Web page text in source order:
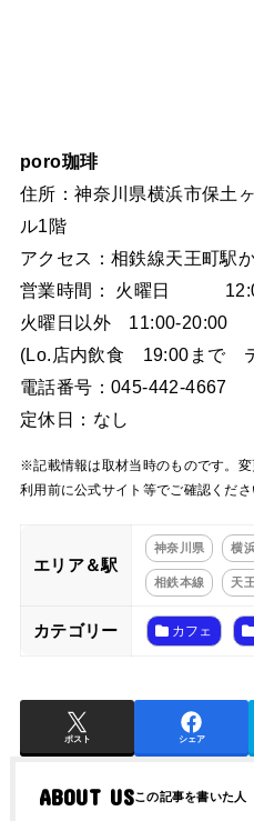
poro珈琲
住所：神奈川県横浜市保土
ル1階
アクセス：相鉄線天王町駅
営業時間： 火曜日
火曜日以外 11:00-20:00
(Lo.店内飲食 19:00まで
電話番号：045-442-4667
定休日：なし
※記載情報は取材当時のものです。
利用前に公式サイト等でご確認くださ
エリア＆駅
神奈川県 横
相鉄本線 天
カテゴリー カフェ
ポスト シェア
ABOUT US